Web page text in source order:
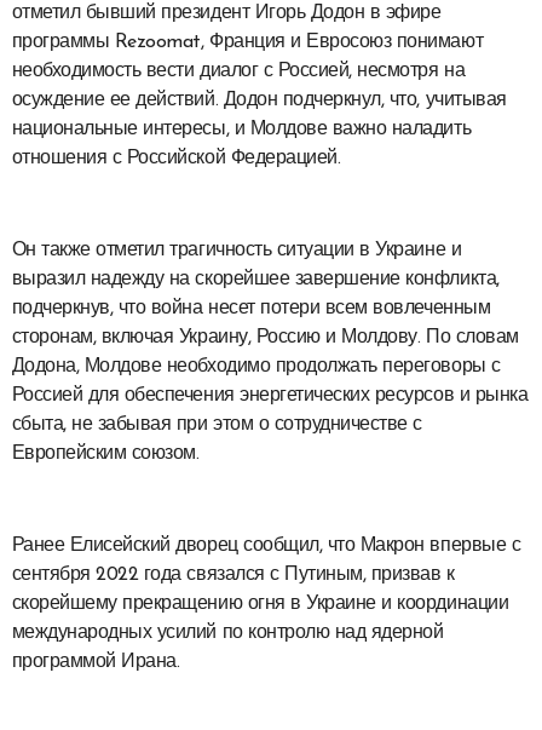
отметил бывший президент Игорь Додон в эфире
программы Rezoomat, Франция и Евросоюз понимают
необходимость вести диалог с Россией, несмотря на
осуждение ее действий. Додон подчеркнул, что, учитывая
национальные интересы, и Молдове важно наладить
отношения с Российской Федерацией.
Он также отметил трагичность ситуации в Украине и
выразил надежду на скорейшее завершение конфликта,
подчеркнув, что война несет потери всем вовлеченным
сторонам, включая Украину, Россию и Молдову. По словам
Додона, Молдове необходимо продолжать переговоры с
Россией для обеспечения энергетических ресурсов и рынка
сбыта, не забывая при этом о сотрудничестве с
Европейским союзом.
Ранее Елисейский дворец сообщил, что Макрон впервые с
сентября 2022 года связался с Путиным, призвав к
скорейшему прекращению огня в Украине и координации
международных усилий по контролю над ядерной
программой Ирана.